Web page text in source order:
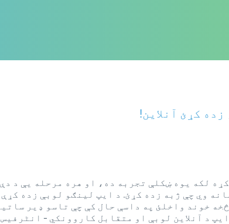
کړئ آنلاین!
لکه یوه ښکلې تجربه ده، او هره مرحله یې د
وي چې ژبه زده کړئ. د ایپ لینګو لوبې زده
خوند واخلئ په داسې حال کې چې تاسو ډیر
د آنلاین لوبې او متقابل کاروونکي -